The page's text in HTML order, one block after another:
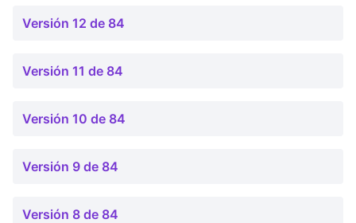
Versión 12 de 84
Versión 11 de 84
Versión 10 de 84
Versión 9 de 84
Versión 8 de 84